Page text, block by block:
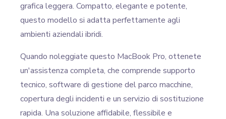
grafica leggera. Compatto, elegante e potente,
questo modello si adatta perfettamente agli
ambienti aziendali ibridi.
Quando noleggiate questo MacBook Pro, ottenete
un'assistenza completa, che comprende supporto
tecnico, software di gestione del parco macchine,
copertura degli incidenti e un servizio di sostituzione
rapida. Una soluzione affidabile, flessibile e